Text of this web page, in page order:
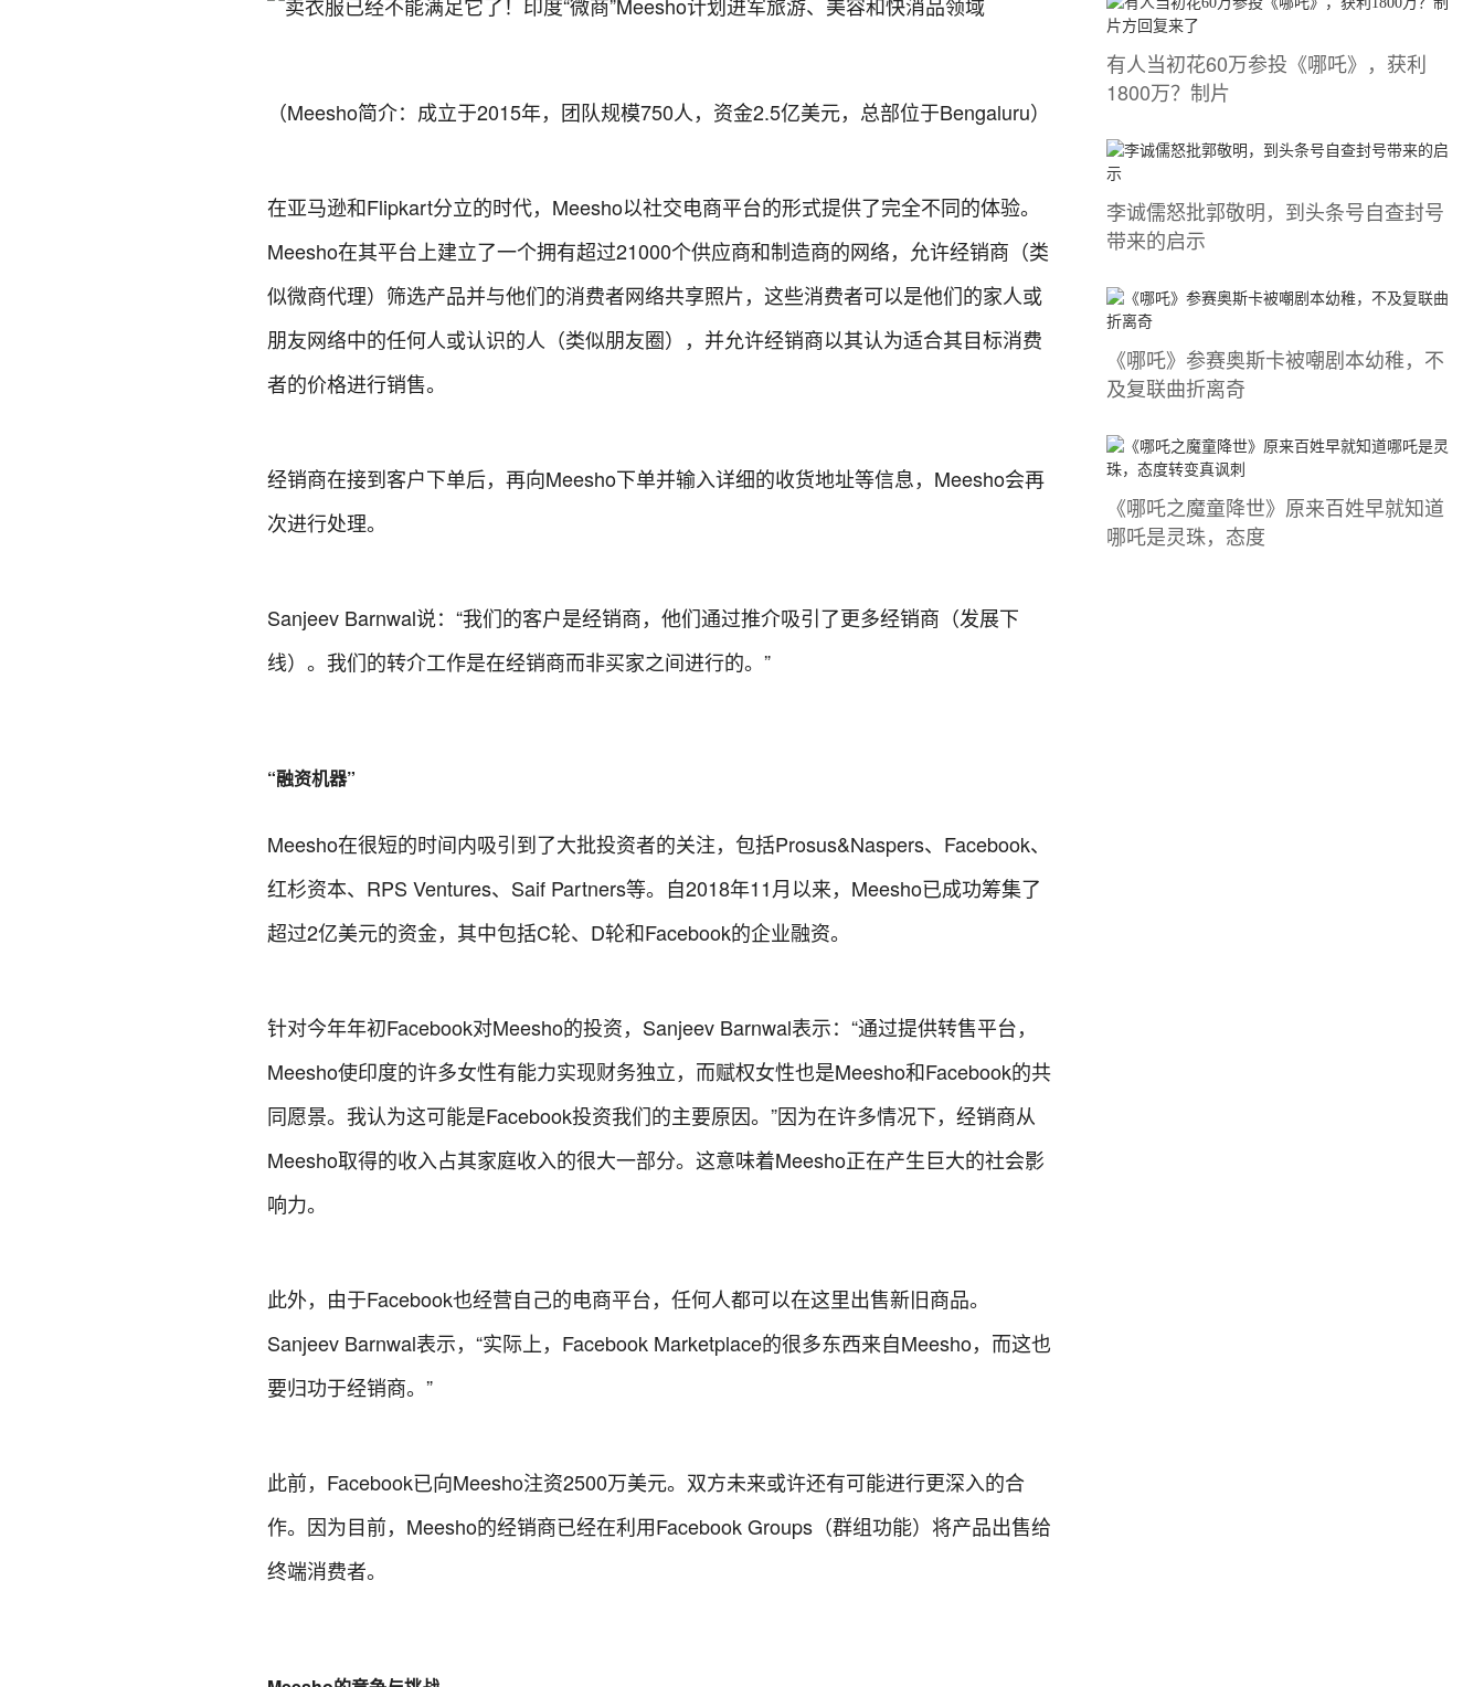
（Meesho简介：成立于2015年，团队规模750人，资金2.5亿美元，总部位于Bengaluru）
在亚马逊和Flipkart分立的时代，Meesho以社交电商平台的形式提供了完全不同的体验。
Meesho在其平台上建立了一个拥有超过21000个供应商和制造商的网络，允许经销商（类
似微商代理）筛选产品并与他们的消费者网络共享照片，这些消费者可以是他们的家人或
朋友网络中的任何人或认识的人（类似朋友圈），并允许经销商以其认为适合其目标消费
者的价格进行销售。
经销商在接到客户下单后，再向Meesho下单并输入详细的收货地址等信息，Meesho会再
次进行处理。
Sanjeev Barnwal说：“我们的客户是经销商，他们通过推介吸引了更多经销商（发展下
线）。我们的转介工作是在经销商而非买家之间进行的。”
“融资机器”
Meesho在很短的时间内吸引到了大批投资者的关注，包括Prosus&Naspers、Facebook、
红杉资本、RPS Ventures、Saif Partners等。自2018年11月以来，Meesho已成功筹集了
超过2亿美元的资金，其中包括C轮、D轮和Facebook的企业融资。
针对今年年初Facebook对Meesho的投资，Sanjeev Barnwal表示：“通过提供转售平台，
Meesho使印度的许多女性有能力实现财务独立，而赋权女性也是Meesho和Facebook的共
同愿景。我认为这可能是Facebook投资我们的主要原因。”因为在许多情况下，经销商从
Meesho取得的收入占其家庭收入的很大一部分。这意味着Meesho正在产生巨大的社会影
响力。
此外，由于Facebook也经营自己的电商平台，任何人都可以在这里出售新旧商品。
Sanjeev Barnwal表示，“实际上，Facebook Marketplace的很多东西来自Meesho，而这也
要归功于经销商。”
此前，Facebook已向Meesho注资2500万美元。双方未来或许还有可能进行更深入的合
作。因为目前，Meesho的经销商已经在利用Facebook Groups（群组功能）将产品出售给
终端消费者。
有人当初花60万参投《哪吒》，获利
1800万？制片
李诚儒怒批郭敬明，到头条号自查封号
带来的启示
《哪吒》参赛奥斯卡被嘲剧本幼稚，不
及复联曲折离奇
《哪吒之魔童降世》原来百姓早就知道
哪吒是灵珠，态度